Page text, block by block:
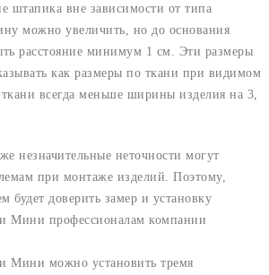
штапика вне зависимости от типа
можно увеличить, но до основания
расстояние минимум 1 см. Эти размеры
как размеры по ткани при видимом
всегда меньше ширины изделия на 3,
незначительные неточности могут
при монтаже изделий. Поэтому,
будет доверить замер и установку
Мини профессионалам компании
Мини можно установить тремя